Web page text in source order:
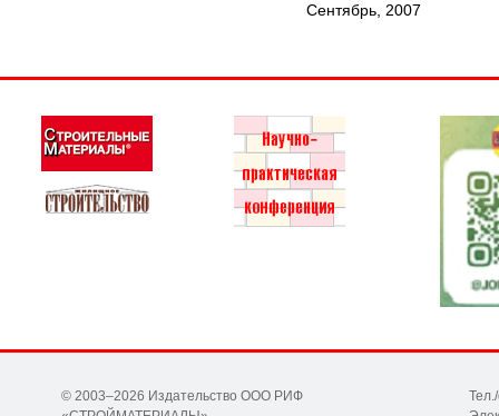
Сентябрь, 2007
© 2003–2026 Издательство ООО РИФ